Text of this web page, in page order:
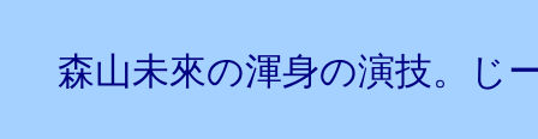
森山未來の渾身の演技。じ